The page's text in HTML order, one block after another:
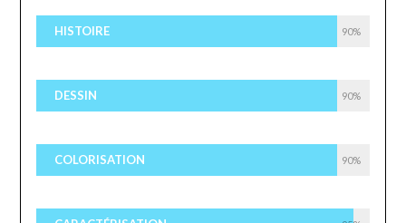
HISTOIRE 90%
DESSIN 90%
COLORISATION 90%